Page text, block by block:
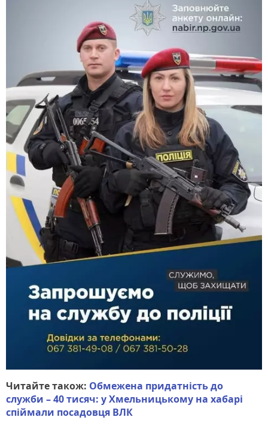
Читайте також: Обмежена придатність до
служби – 40 тисяч: у Хмельницькому на хабарі
спіймали посадовця ВЛК